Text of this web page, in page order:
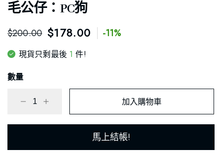
毛公仔：PC狗
$200.00 $178.00 -11%
現貨只剩最後 1 件!
數量
加入購物車
馬上結帳!